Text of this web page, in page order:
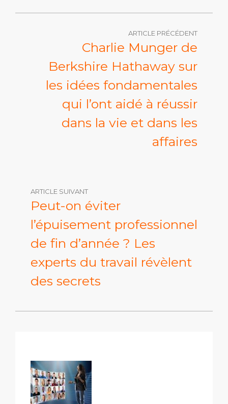
ARTICLE PRÉCÉDENT
Charlie Munger de
Berkshire Hathaway sur
les idées fondamentales
qui l’ont aidé à réussir
dans la vie et dans les
affaires
ARTICLE SUIVANT
Peut-on éviter
l’épuisement professionnel
de fin d’année ? Les
experts du travail révèlent
des secrets